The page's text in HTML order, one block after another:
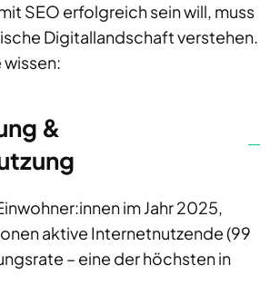
SEO erfolgreich sein will, muss
Digitallandschaft verstehen.
wissen:
&
im Jahr 2025,
aktive Internetnutzende (99
– eine der höchsten in